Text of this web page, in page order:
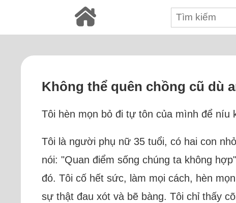
Không thể quên chồng cũ dù
Tôi hèn mọn bỏ đi tự tôn của mình để níu
Tôi là người phụ nữ 35 tuổi, có hai con
nói: "Quan điểm sống chúng ta không
đó. Tôi cố hết sức, làm mọi cách, hèn
sự thật đau xót và bẽ bàng. Tôi chỉ thấy